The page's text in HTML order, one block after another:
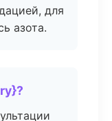
для
азота.